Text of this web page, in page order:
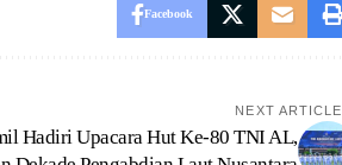
Facebook
NEXT ARTICLE
Hadiri Upacara Hut Ke-80 TNI AL,